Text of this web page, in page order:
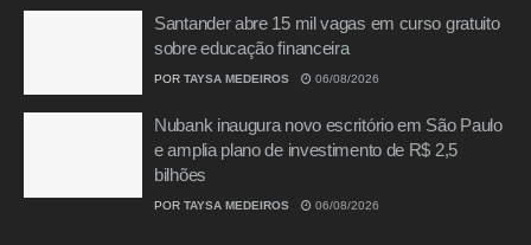
Santander abre 15 mil vagas em curso gratuito
sobre educação financeira
POR TAYSA MEDEIROS 06/08/2026
Nubank inaugura novo escritório em São Paulo
e amplia plano de investimento de R$ 2,5
bilhões
POR TAYSA MEDEIROS 06/08/2026